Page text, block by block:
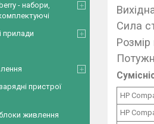
Сила
HP
HP
- набори,
прилади
пристрої
живлення